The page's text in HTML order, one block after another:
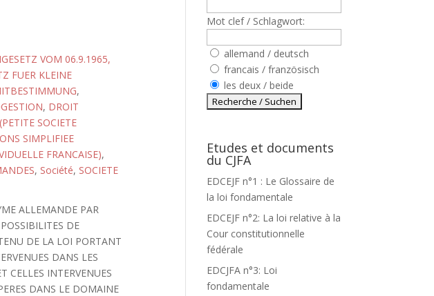
VOM 06.9.1965,
FUER KLEINE
,
, DROIT
SOCIETE
SIMPLIFIEE
FRANCAISE),
, Société, SOCIETE
ALLEMANDE PAR
DE
DE LA LOI PORTANT
DANS LES
CELLES INTERVENUES
DANS LE DOMAINE
Mot clef / Schlagwort:
allemand / deutsch
francais / französisch
les deux / beide
Etudes et documents
du CJFA
EDCEJF n°1 : Le Glossaire de
la loi fondamentale
EDCEJF n°2: La loi relative à la
Cour constitutionnelle
fédérale
EDCJFA n°3: Loi
fondamentale